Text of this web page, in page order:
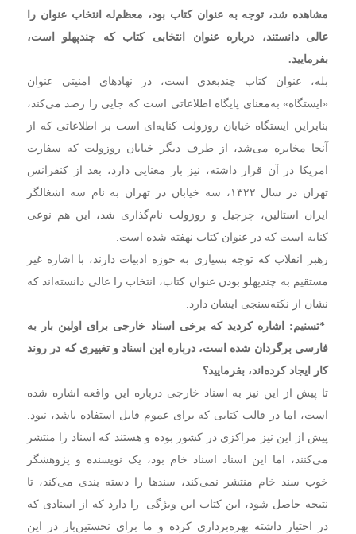
مشاهده شد،‌ توجه به عنوان کتاب بود،‌ معظم‌له انتخاب عنوان را
عالی دانستند، درباره عنوان انتخابی کتاب که چندپهلو است،‌
بفرمایید.
بله،‌ عنوان کتاب چندبعدی است،‌ در نهادهای امنیتی عنوان
«ایستگاه» به‌معنای پایگاه اطلاعاتی است که جایی را رصد می‌کند،
بنابراین ایستگاه خیابان روزولت کنایه‌ای است بر اطلاعاتی که از
آنجا مخابره می‌شد،‌ از طرف دیگر خیابان روزولت که سفارت
امریکا در آن قرار داشته،‌ نیز بار معنایی دارد،‌ بعد از کنفرانس
تهران در سال ۱۳۲۲،‌ سه خیابان در تهران به نام سه اشغالگر
ایران استالین،‌ چرچیل و روزولت نام‌گذاری شد،‌ این هم نوعی
کنایه است که در عنوان کتاب نهفته شده است.
رهبر انقلاب که توجه بسیاری به حوزه ادبیات دارند،‌ با اشاره غیر
مستقیم به چندپهلو بودن عنوان کتاب،‌ انتخاب را عالی دانسته‌اند که
نشان از نکته‌سنجی ایشان دارد.
*تسنیم: اشاره کردید که برخی اسناد خارجی برای اولین بار به
فارسی برگردان شده است،‌ درباره این اسناد و تغییری که در روند
کار ایجاد کرده‌اند،‌ بفرمایید؟
تا پیش از این نیز به اسناد خارجی درباره این واقعه اشاره شده
است،‌ اما در قالب کتابی که برای عموم قابل استفاده باشد،‌ نبود.
پیش از این نیز مراکزی در کشور بوده و هستند که اسناد را منتشر
می‌کنند‌، اما این اسناد اسناد خام بود، یک نویسنده و پژوهشگر
خوب سند خام منتشر نمی‌کند، سندها را دسته بندی می‌کند، تا
نتیجه حاصل شود،‌ این کتاب این ویژگی را دارد که از اسنادی که
در اختیار داشته بهره‌برداری کرده و ما برای نخستین‌بار در این